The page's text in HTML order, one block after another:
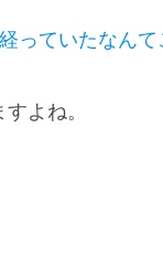
っていたなんて
よね。